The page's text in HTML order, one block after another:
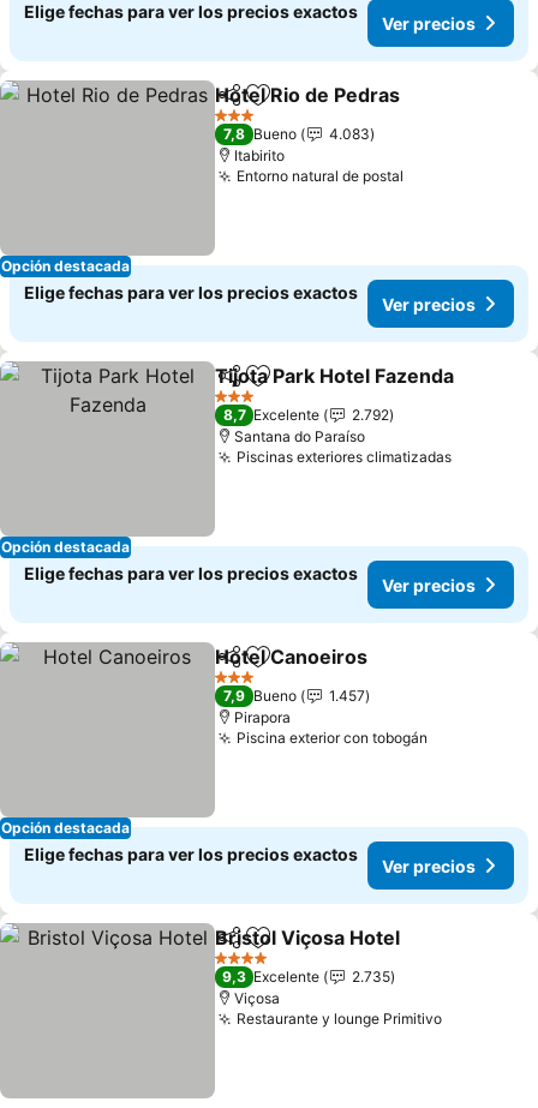
Elige fechas para ver los precios exactos
Ver precios
Opción destacada
CompartirAgregar a favoritos
Hotel Rio de Pedras
3 Estrellas
7,8 Bueno
4.083
Itabirito
Entorno natural de postal
Elige fechas para ver los precios exactos
Ver precios
Opción destacada
Compartir
Agregar a favoritos
Tijota Park Hotel Fazenda
3 Estrellas
8,7 Excelente
2.792
Santana do Paraíso
Piscinas exteriores climatizadasVer
Elige fechas para ver los precios exactos
Ver precios
Opción destacada
CompartirAgregar a favoritos
Hotel Canoeiros
3 Estrellas
7,9 Bueno
1.457
Pirapora
Piscina exterior con tobogán
Elige fechas para ver los precios exactos
Ver precios
CompartirAgregar a favoritos
Bristol Viçosa Hotel
4 Estrellas
9,3 Excelente
2.735
Viçosa
Restaurante y lounge PrimitivoVer